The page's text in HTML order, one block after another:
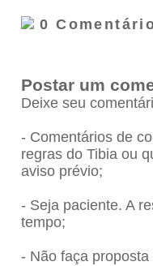
0
Postar um
Deixe seu
- Comentários de
regras do Tibia ou
aviso prévio;
- Seja paciente. A
tempo;
- Não faça